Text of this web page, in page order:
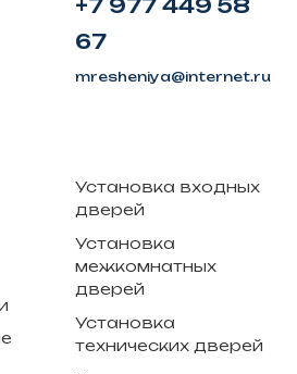
+7 977 449 58
67
mresheniya@internet.ru
Установка входных
дверей
Установка
межкомнатных
дверей
Установка
технических дверей